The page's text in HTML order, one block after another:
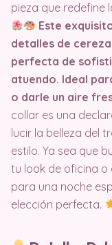
pieza que redefine
Este
detalles de
perfecta de
atuendo. Ideal
o darle un aire
collar es una
lucir la belleza del
estilo. Ya sea que
tu look de oficina
para una noche
elección perfecta.